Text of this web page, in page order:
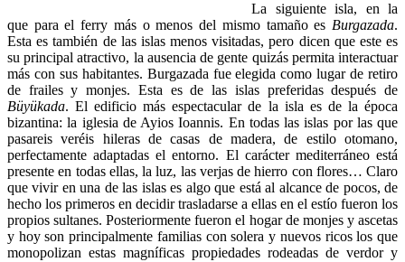
La siguiente isla, en la
que para el ferry más o menos del mismo tamaño es Burgazada.
Esta es también de las islas menos visitadas, pero dicen que este es
su principal atractivo, la ausencia de gente quizás permita interactuar
más con sus habitantes. Burgazada fue elegida como lugar de retiro
de frailes y monjes. Esta es de las islas preferidas después de
Büyükada. El edificio más espectacular de la isla es de la época
bizantina: la iglesia de Ayios Ioannis. En todas las islas por las que
pasareis veréis hileras de casas de madera, de estilo otomano,
perfectamente adaptadas el entorno. El carácter mediterráneo está
presente en todas ellas, la luz, las verjas de hierro con flores… Claro
que vivir en una de las islas es algo que está al alcance de pocos, de
hecho los primeros en decidir trasladarse a ellas en el estío fueron los
propios sultanes. Posteriormente fueron el hogar de monjes y ascetas
y hoy son principalmente familias con solera y nuevos ricos los que
monopolizan estas magníficas propiedades rodeadas de verdor y